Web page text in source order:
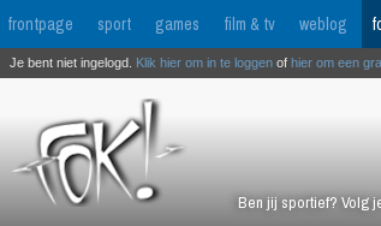
frontpage sport games film & tv weblog
Ben jij sportief? Volg
Je bent niet ingelogd. Klik hier om in te loggen of hier om een